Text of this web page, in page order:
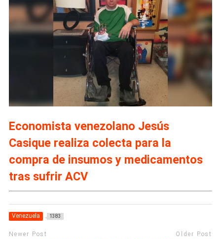
Economista venezolano Jesús
Casique realiza colecta para la
compra de insumos y medicamentos
tras sufrir ACV
Venezuela 1383
Newer Post Older Post